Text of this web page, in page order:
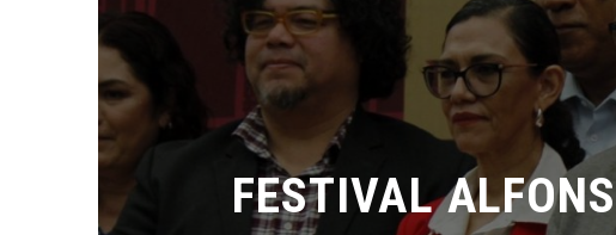
FESTIVAL